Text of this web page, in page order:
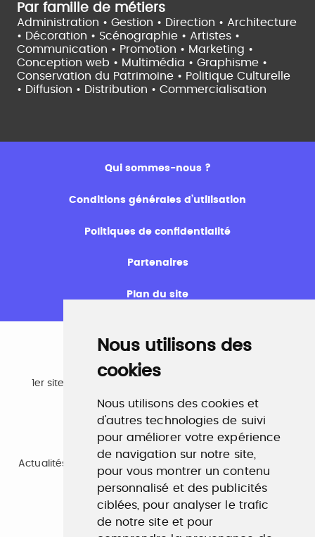
Nous utilisons des
cookies
Nous utilisons des cookies et
d'autres technologies de suivi
pour améliorer votre expérience
de navigation sur notre site,
pour vous montrer un contenu
personnalisé et des publicités
ciblées, pour analyser le trafic
de notre site et pour
Par famille de métiers
Administration • Gestion • Direction • Architecture
• Décoration • Scénographie • Artistes •
Communication • Promotion • Marketing •
Conception web • Multimédia • Graphisme •
Conservation du Patrimoine • Politique Culturelle
• Diffusion • Distribution • Commercialisation
Qui sommes-nous ?
Conditions générales d’utilisation
Politiques de confidentialité
Partenaires
Plan du site
Emploi
1er site emploi du secteur culturel 784.000 visites et
www.profilculture.com
Formation
Actualités, guide et annuaire des formations aux métiers
de la culture.
www.profilculture-formation.com
Accompagnement professionnel